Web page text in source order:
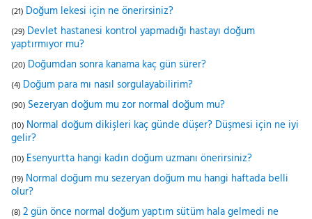
(21) Doğum lekesi için ne önerirsiniz?
(29) Devlet hastanesi kontrol yapmadığı hastayı doğum
yaptırmıyor mu?
(20) Doğumdan sonra kanama kaç gün sürer?
(4) Doğum para mı nasıl sorgulayabilirim?
(90) Sezeryan doğum mu zor normal doğum mu?
(10) Normal doğum dikişleri kaç günde düşer? Düşmesi için ne iyi
gelir?
(10) Esenyurtta hangi kadın doğum uzmanı önerirsiniz?
(19) Normal doğum mu sezeryan doğum mu hangi haftada belli
olur?
(8) 2 gün önce normal doğum yaptım sütüm hala gelmedi ne